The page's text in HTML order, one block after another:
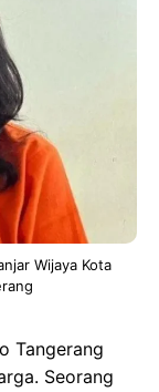
Wijaya Kota
Tangerang
Seorang